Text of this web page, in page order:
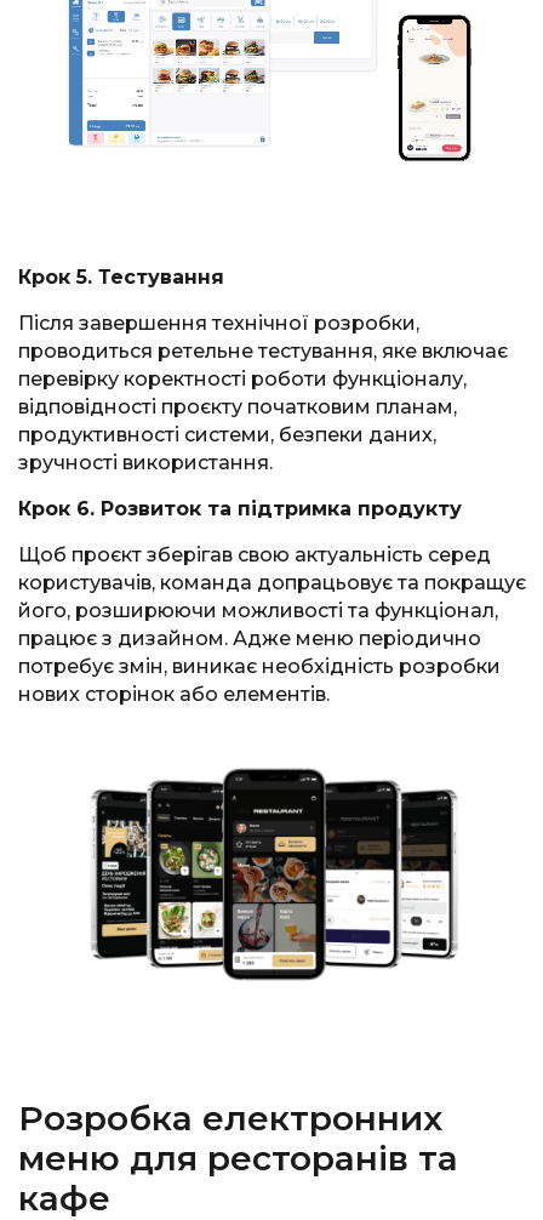
Крок 5. Тестування
Після завершення технічної розробки,
проводиться ретельне тестування, яке включає
перевірку коректності роботи функціоналу,
відповідності проєкту початковим планам,
продуктивності системи, безпеки даних,
зручності використання.
Крок 6. Розвиток та підтримка продукту
Щоб проєкт зберігав свою актуальність серед
користувачів, команда допрацьовує та покращує
його, розширюючи можливості та функціонал,
працює з дизайном. Адже меню періодично
потребує змін, виникає необхідність розробки
нових сторінок або елементів.
Розробка електронних
меню для ресторанів та
кафе